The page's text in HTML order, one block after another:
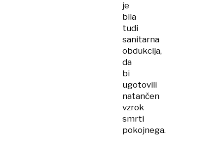
je
bila
tudi
sanitarna
obdukcija,
da
bi
ugotovili
natančen
vzrok
smrti
pokojnega.